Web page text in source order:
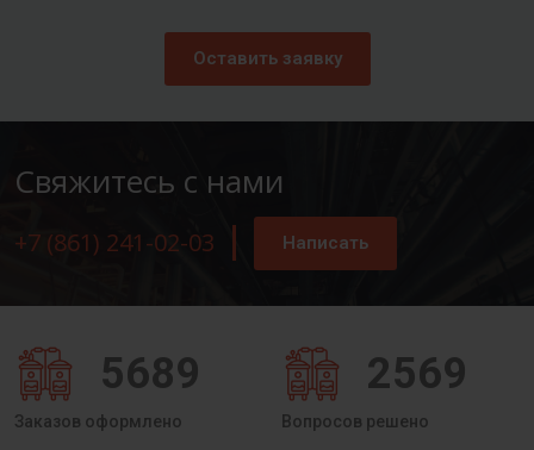
Оставить заявку
Свяжитесь с нами
+7 (861) 241-02-03 Написать
5689
Заказов оформлено
2569
Вопросов решено